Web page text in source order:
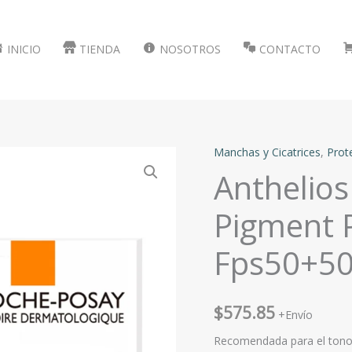
INICIO TIENDA NOSOTROS CONTACTO
Manchas y Cicatrices,
Pigment
$575.85 +Envío
Recomendada para el